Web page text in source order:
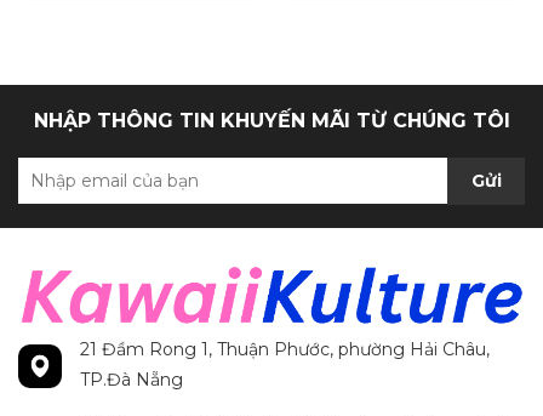
NHẬP THÔNG TIN KHUYẾN MÃI TỪ CHÚNG TÔI
Gửi
21 Đầm Rong 1, Thuận Phước, phường Hải Châu,
TP.Đà Nẵng